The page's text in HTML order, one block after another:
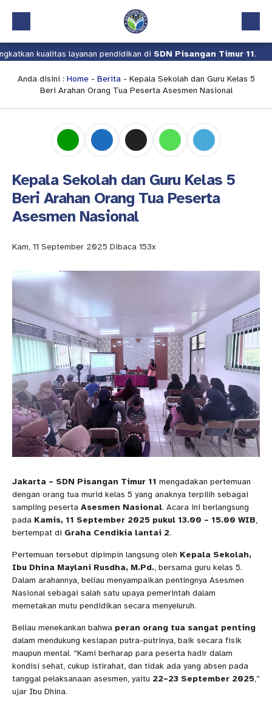
Beranda
Profil
Pindah Sekolah
UKS
layanan pendidikan diSDN Pisangan Timur 11 . Kami
Anda disini : Home- Berita- Kepala Sekolah dan Guru Kelas 5
Beri Arahan Orang Tua Peserta Asesmen Nasional
Kepala Sekolah dan Guru Kelas 5
Beri Arahan Orang Tua Peserta
Asesmen Nasional
Kam, 11 September 2025 Dibaca 153x
Jakarta – SDN Pisangan Timur 11 mengadakan pertemuan
dengan orang tua murid kelas 5 yang anaknya terpilih sebagai
sampling peserta Asesmen Nasional. Acara ini berlangsung
pada Kamis, 11 September 2025 pukul 13.00 – 15.00 WIB,
bertempat di Graha Cendikia lantai 2.
Pertemuan tersebut dipimpin langsung oleh Kepala Sekolah,
Ibu Dhina Maylani Rusdha, M.Pd., bersama guru kelas 5.
Dalam arahannya, beliau menyampaikan pentingnya Asesmen
Nasional sebagai salah satu upaya pemerintah dalam
memetakan mutu pendidikan secara menyeluruh.
Beliau menekankan bahwa peran orang tua sangat penting
dalam mendukung kesiapan putra-putrinya, baik secara fisik
maupun mental. “Kami berharap para peserta hadir dalam
kondisi sehat, cukup istirahat, dan tidak ada yang absen pada
tanggal pelaksanaan asesmen, yaitu 22–23 September 2025,”
ujar Ibu Dhina.